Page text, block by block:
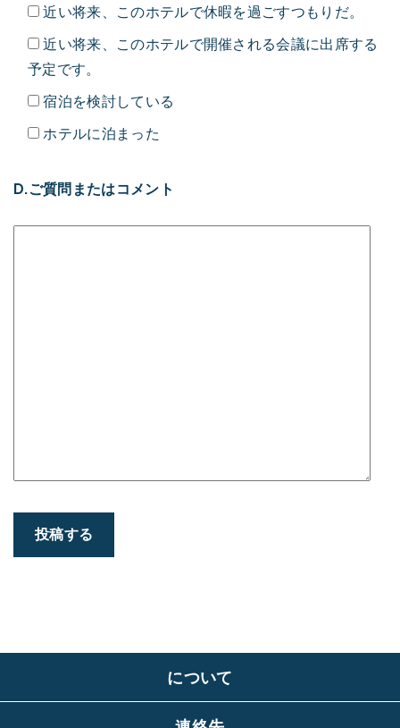
近い将来、このホテルで休暇を過ごすつもりだ。
近い将来、このホテルで開催される会議に出席する
予定です。
宿泊を検討している
ホテルに泊まった
D.ご質問またはコメント
について